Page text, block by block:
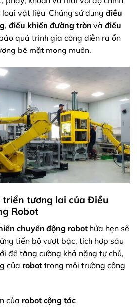
vật liệu. Chúng sử dụng điều
, điều khiển đường tròn và điều
quá trình gia công diễn ra ổn
bề mặt mong muốn.
triển tương lai của Điều
Robot
chuyển động robot hứa hẹn sẽ
tiến bộ vượt bậc, tích hợp sâu
để tăng cường khả năng tự chủ,
của robot trong môi trường công
của robot cộng tác